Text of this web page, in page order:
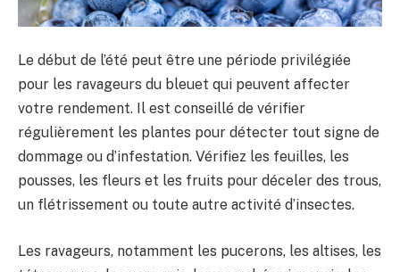
Le début de l’été peut être une période privilégiée
pour les ravageurs du bleuet qui peuvent affecter
votre rendement. Il est conseillé de vérifier
régulièrement les plantes pour détecter tout signe de
dommage ou d’infestation. Vérifiez les feuilles, les
pousses, les fleurs et les fruits pour déceler des trous,
un flétrissement ou toute autre activité d’insectes.
Les ravageurs, notamment les pucerons, les altises, les